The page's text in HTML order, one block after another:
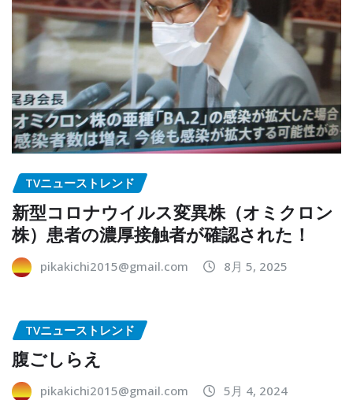
TVニューストレンド
新型コロナウイルス変異株（オミクロン
株）患者の濃厚接触者が確認された！
pikakichi2015@gmail.com 8月 5, 2025
TVニューストレンド
腹ごしらえ
pikakichi2015@gmail.com 5月 4, 2024